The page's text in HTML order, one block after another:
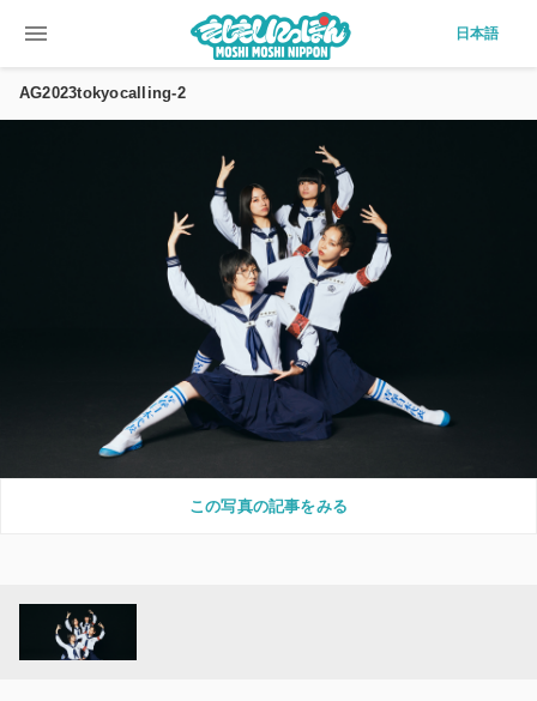
menu 日本語
AG2023tokyocalling-2
この写真の記事をみる